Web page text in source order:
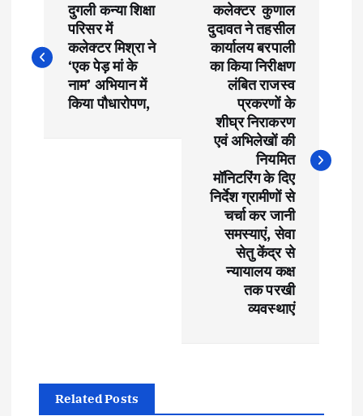
o
s
t
दुगली कन्या शिक्षा
परिसर में
कलेक्टर मिश्रा ने
‘एक पेड़ मां के
नाम’ अभियान में
किया पौधारोपण,
कलेक्टर कुणाल
दुदावत ने तहसील
कार्यालय बरपाली
का किया निरीक्षण
लंबित राजस्व
प्रकरणों के
शीघ्र निराकरण
एवं अभिलेखों की
नियमित
मॉनिटरिंग के दिए
निर्देश ग्रामीणों से
चर्चा कर जानी
समस्याएं, सेवा
सेतु केंद्र से
न्यायालय कक्ष
तक परखी
व्यवस्थाएं
Related Posts